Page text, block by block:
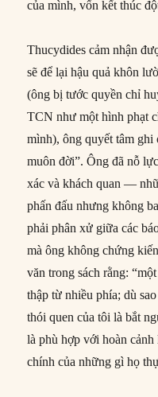
của mình, vốn kết thúc
Thucydides cảm nhận
sẽ để lại hậu quả khôn
(ông bị tước quyền chỉ
TCN như một hình phạt
mình), ông quyết tâm ghi
muôn đời”. Ông đã nỗ
xác và khách quan —
phấn đấu nhưng không
phải phân xử giữa các
mà ông không chứng
văn trong sách rằng:
thập từ nhiều phía; dù
thói quen của tôi là bắt
là phù hợp với hoàn
chính của những gì họ